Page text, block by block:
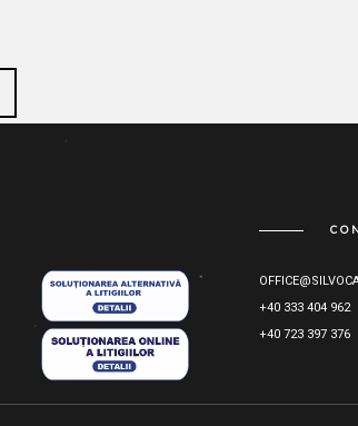
+40 333 404 962
+40 723 397 376